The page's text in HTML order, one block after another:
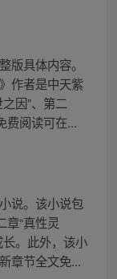
版具体内容。
作者是中天紫
因”、第二
费阅读可在...
说。该小说包
章“真性灵
。此外，该小
章节全文免...